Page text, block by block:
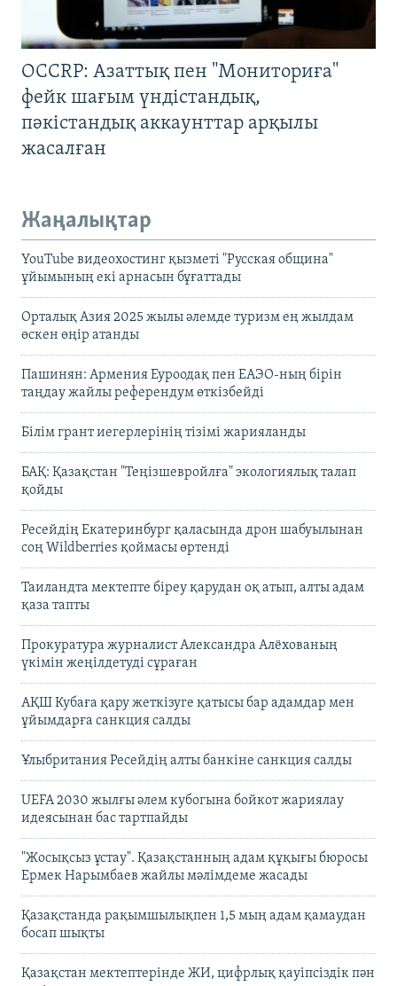
OCCRP: Азаттық пен "Мониториға"
фейк шағым үндістандық,
пәкістандық аккаунттар арқылы
жасалған
Жаңалықтар
YouTube видеохостинг қызметі "Русская община"
ұйымының екі арнасын бұғаттады
Орталық Азия 2025 жылы әлемде туризм ең жылдам
өскен өңір атанды
Пашинян: Армения Еуроодақ пен ЕАЭО-ның бірін
таңдау жайлы референдум өткізбейді
Білім грант иегерлерінің тізімі жарияланды
БАҚ: Қазақстан "Теңізшевройлға" экологиялық талап
қойды
Ресейдің Екатеринбург қаласында дрон шабуылынан
соң Wildberries қоймасы өртенді
Таиландта мектепте біреу қарудан оқ атып, алты адам
қаза тапты
Прокуратура журналист Александра Алёхованың
үкімін жеңілдетуді сұраған
АҚШ Кубаға қару жеткізуге қатысы бар адамдар мен
ұйымдарға санкция салды
Ұлыбритания Ресейдің алты банкіне санкция салды
UEFA 2030 жылғы әлем кубогына бойкот жариялау
идеясынан бас тартпайды
"Жосықсыз ұстау". Қазақстанның адам құқығы бюросы
Ермек Нарымбаев жайлы мәлімдеме жасады
Қазақстанда рақымшылықпен 1,5 мың адам қамаудан
босап шықты
Қазақстан мектептерінде ЖИ, цифрлық қауіпсіздік пән